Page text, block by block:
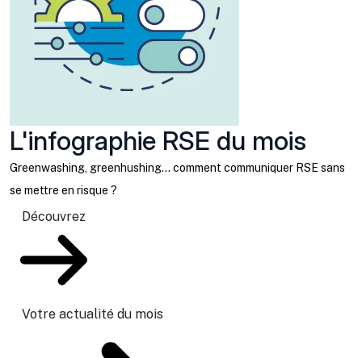
L'infographie RSE du mois
Greenwashing, greenhushing… comment communiquer RSE sans
se mettre en risque ?
Découvrez
Votre actualité du mois